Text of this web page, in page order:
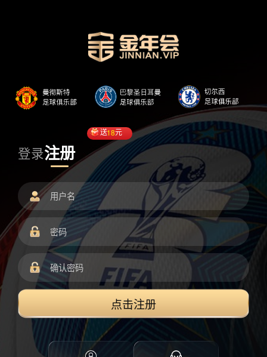
登录注册
送18元
点击注册